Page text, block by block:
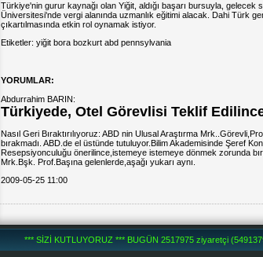
Türkiye'nin gurur kaynağı olan Yiğit, aldığı başarı bursuyla,
Üniversitesi'nde vergi alanında uzmanlık eğitimi alacak. Dahi Türk
çıkartılmasında etkin rol oynamak istiyor.
Etiketler: yiğit bora bozkurt abd pennsylvania
YORUMLAR:
Abdurrahim BARIN:
Türkiyede, Otel Görevlisi Teklif
Nasıl Geri Bıraktırılıyoruz: ABD nin Ulusal Araştırma
bırakmadı. ABD.de el üstünde tutuluyor.Bilim Akademisinde Şeref
Resepsiyonculuğu önerilince,istemeye istemeye dönmek zorunda
Mrk.Bşk. Prof.Başına gelenlerde,aşağı yukarı aynı.
2009-05-25 11:00
*** SİZİ KUTLUYORUZ *** BUGÜN 2517975 ziyaretçi